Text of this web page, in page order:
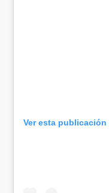
Ver esta publicación